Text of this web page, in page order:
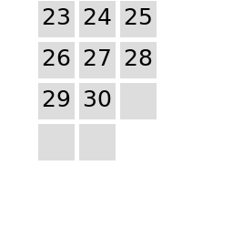
23 24 25
26 27 28
29 30